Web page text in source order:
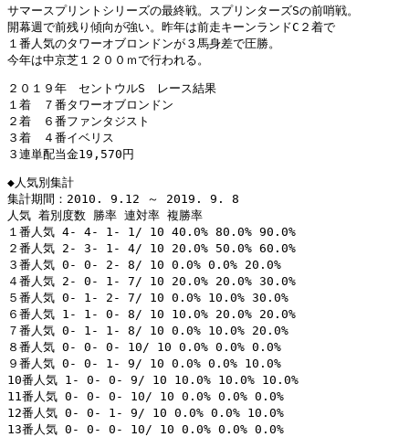
サマースプリントシリーズの最終戦。スプリンターズSの前哨戦。
開幕週で前残り傾向が強い。昨年は前走キーンランドC２着で
１番人気のタワーオブロンドンが３馬身差で圧勝。
今年は中京芝１２００ｍで行われる。
２０１９年　セントウルS　レース結果
１着　７番タワーオブロンドン
２着　６番ファンタジスト
３着　４番イベリス
３連単配当金19,570円
◆人気別集計
集計期間：2010. 9.12 ～ 2019. 9. 8
人気 着別度数 勝率 連対率 複勝率
１番人気 4- 4- 1- 1/ 10 40.0% 80.0% 90.0%
２番人気 2- 3- 1- 4/ 10 20.0% 50.0% 60.0%
３番人気 0- 0- 2- 8/ 10 0.0% 0.0% 20.0%
４番人気 2- 0- 1- 7/ 10 20.0% 20.0% 30.0%
５番人気 0- 1- 2- 7/ 10 0.0% 10.0% 30.0%
６番人気 1- 1- 0- 8/ 10 10.0% 20.0% 20.0%
７番人気 0- 1- 1- 8/ 10 0.0% 10.0% 20.0%
８番人気 0- 0- 0- 10/ 10 0.0% 0.0% 0.0%
９番人気 0- 0- 1- 9/ 10 0.0% 0.0% 10.0%
10番人気 1- 0- 0- 9/ 10 10.0% 10.0% 10.0%
11番人気 0- 0- 0- 10/ 10 0.0% 0.0% 0.0%
12番人気 0- 0- 1- 9/ 10 0.0% 0.0% 10.0%
13番人気 0- 0- 0- 10/ 10 0.0% 0.0% 0.0%